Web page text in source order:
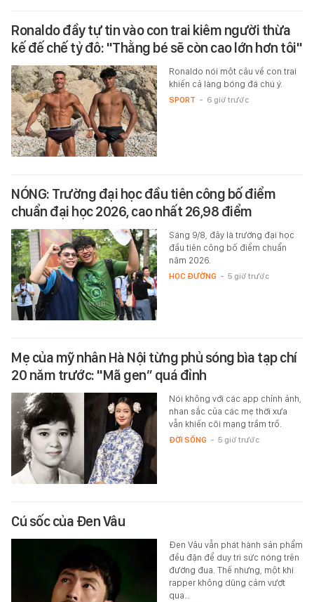
Ronaldo đầy tự tin vào con trai kiêm người thừa
kế đế chế tỷ đô: "Thằng bé sẽ còn cao lớn hơn tôi"
Ronaldo nói một câu về con trai
khiến cả làng bóng đá chú ý.
SPORT - 6 giờ trước
NÓNG: Trường đại học đầu tiên công bố điểm
chuẩn đại học 2026, cao nhất 26,98 điểm
Sáng 9/8, đây là trường đại học
đầu tiên công bố điểm chuẩn
năm 2026.
HỌC ĐƯỜNG - 5 giờ trước
Mẹ của mỹ nhân Hà Nội từng phủ sóng bìa tạp chí
20 năm trước: "Mã gen” quá đỉnh
Nói không với các app chỉnh ảnh,
nhan sắc của các mẹ thời xưa
vẫn khiến cõi mạng trầm trồ.
ĐỜI SỐNG - 5 giờ trước
Cú sốc của Đen Vâu
Đen Vâu vẫn phát hành sản phẩm
đều đặn để duy trì sức nóng trên
đường đua. Thế nhưng, một khi
rapper không dũng cảm vượt
qua…